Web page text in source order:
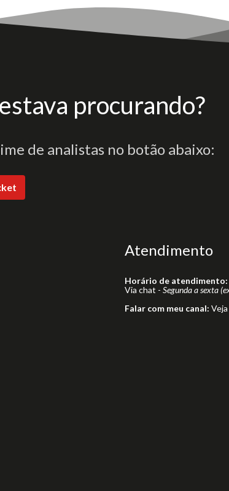
procurando?
de analistas no botão abaixo:
Atendimento
Horário de atendimento:
Via chat - Segunda a sexta
Falar com meu canal: